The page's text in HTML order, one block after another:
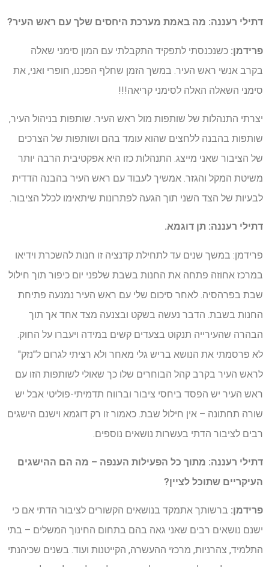
דתילי רעננה: מה באמת מערכת היחסים שלך עם ראש העיר?
פרידמן: כשנכנסתי לתפקיד התקבלתי עם המון סימני שאלה
בקרב אנשי ראש העיר. במשך הזמן שחלף הפכנו, חופרי ואני, את
סימני השאלה האלה לסימני קריאה!!!
יצרתי התנהלות של שותפות מול ראש העיר. שותפות בניהול העיר,
שותפות בהבנה ללחצים שהוא עומד בהם ושותפות של הצרכים
של הציבור שאני מייצג. התנהלות כזו היא אפקטיבית הרבה יותר
משיטת המקל והגזר. אמשיך לעבוד עם ראש העיר בהבנה הדדית
לבעיות של הצד השני תוך הגעה לפתרונות שיתאימו לכלל הציבור.
דתילי רעננה: תן דוגמא.
פרידמן: במשך שנים עד לתחילת קדנציה זו חנות להשכרת וידיאו
במרכז אחוזה פתחה את החנות בשבת שלפני יום כיפור תוך חילול
שבת בפרהסיה. לאחר סיכום שלי עם ראש העיר נמנעה פתיחת
החנות בשבת. הדבר נעשה בשקט ובצנעה מצד אחד אך תוך
הבהרה שהעירייה תנקוט בצעדים קשים במידה ויעברו על החוק.
לא פרסמתי את הנושא בריש גלי מאחר ולא רציתי לגרום ל"נזק"
לראש העיר בקרב קהל הבוחרים שלו כך שאולי לשותפות הזו עם
ראש העיר יש הפסד ביחסי ציבור וברווח תדמיתי-פוליטי אבל יש
שורה תחתונה – אין חילול שבת. כאמור זו רק דוגמא וישנם הישגים
רבים לציבור הדתי בעשרות נושאים נוספים.
דתילי רעננה: מתוך כל הפעילות הענפה – מה הם ההישגים
העיקריים שתוכל לציין?
פרידמן: ברשותך אתמקד בנושאים הקשורים לציבור הדתי אם כי
ישנם נושאים רבים שאני גאה בהם בתחום החינוך המשלים – בתי
התלמיד, צהרניות, מרכזי ההעשרה, הקייטנות ועוד. בשנים שכיהנתי